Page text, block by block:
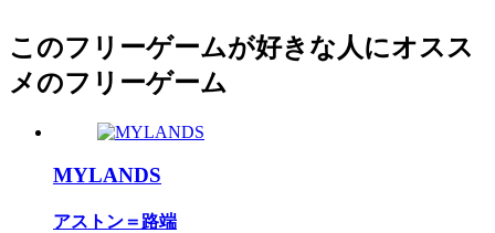
このフリーゲームが好きな人にオスス
メのフリーゲーム
MYLANDS
アストン＝路端